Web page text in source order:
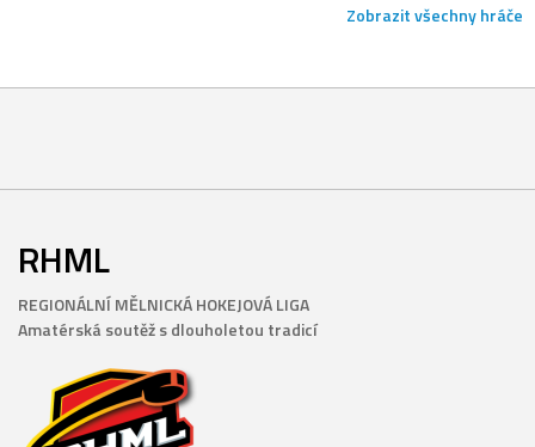
Zobrazit všechny hráče
RHML
REGIONÁLNÍ MĚLNICKÁ HOKEJOVÁ LIGA
Amatérská soutěž s dlouholetou tradicí